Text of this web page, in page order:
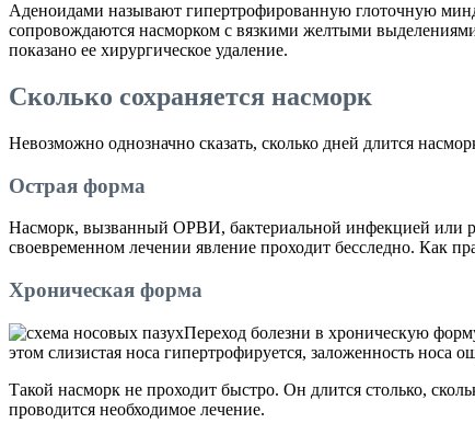
Аденоидами называют гипертрофированную глоточную
сопровождаются насморком с вязкими желтыми
показано ее хирургическое удаление.
Сколько сохраняется насморк
Невозможно однозначно сказать, сколько дней длится
Острая форма
Насморк, вызванный ОРВИ, бактериальной инфекцией или
своевременном лечении явление проходит бесследно. Как
Хроническая форма
Переход болезни в хроническую
этом слизистая носа гипертрофируется, заложенность носа
Такой насморк не проходит быстро. Он длится столько,
проводится необходимое лечение.